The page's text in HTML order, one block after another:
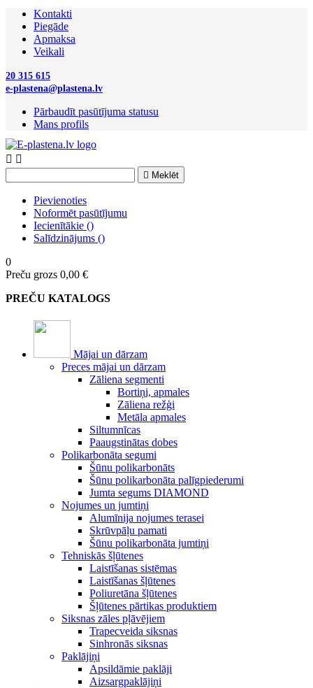
Kontakti
Piegāde
Apmaksa
Veikali
20 315 615
e-plastena@plastena.lv
Pārbaudīt pasūtījuma statusu
Mans profils
 
 Meklēt
Pievienoties
Noformēt pasūtījumu
Iecienītākie ()
Salīdzinājums ()
0
Preču grozs 0,00 €
PREČU KATALOGS
Mājai un dārzam
Preces mājai un dārzam
Zāliena segmenti
Bortiņi, apmales
Zāliena režģi
Metāla apmales
Siltumnīcas
Paaugstinātas dobes
Polikarbonāta segumi
Šūnu polikarbonāts
Šūnu polikarbonāta palīgpiederumi
Jumta segums DIAMOND
Nojumes un jumtiņi
Alumīnija nojumes terasei
Skrūvpāļu pamati
Šūnu polikarbonāta jumtiņi
Tehniskās šļūtenes
Laistīšanas sistēmas
Laistīšanas šļūtenes
Poliuretāna šļūtenes
Šļūtenes pārtikas produktiem
Siksnas zāles pļāvējiem
Trapecveida siksnas
Sinhronās siksnas
Paklājiņi
Apsildāmie paklāji
Aizsargpaklājiņi